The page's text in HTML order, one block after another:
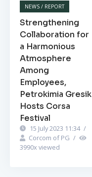
NEWS / REPORT
Strengthening
Collaboration for
a Harmonious
Atmosphere
Among
Employees,
Petrokimia Gresik
Hosts Corsa
Festival
15 July 2023 11:34 /
Corcom of PG /
3990x viewed